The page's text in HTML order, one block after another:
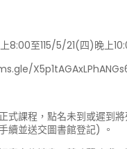
8:00至115/5/21(四)晚上
式課程，點名未到或遲到
續並送交圖書館登記) 。